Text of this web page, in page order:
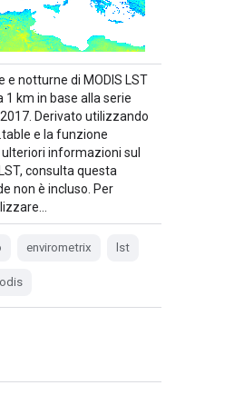
e notturne di MODIS LST
1 km in base alla serie
Derivato utilizzando
e la funzione
informazioni sul
consulta questa
non è incluso. Per
envirometrix lst